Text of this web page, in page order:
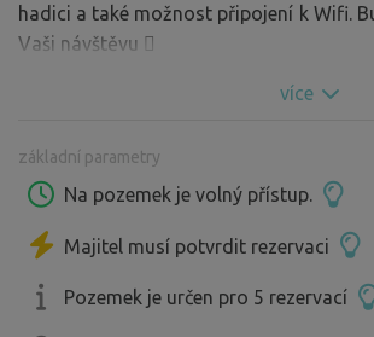
hadici a také možnost připojení k Wifi.
Vaši návštěvu 
více
základní parametry
Na pozemek je volný přístup.
Majitel musí potvrdit rezervaci
Pozemek je určen pro 5 rezervací